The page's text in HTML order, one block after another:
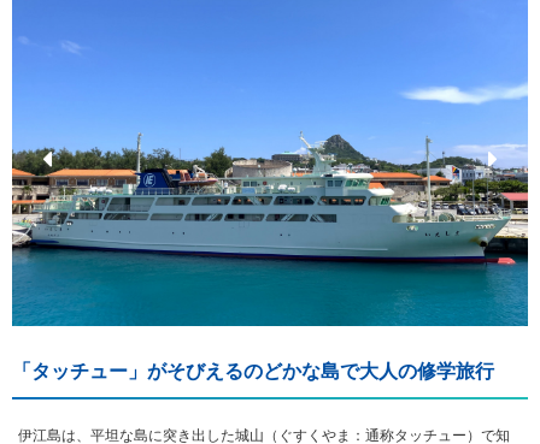
「タッチュー」がそびえるのどかな島で大人の修学旅行
伊江島は、平坦な島に突き出した城山（ぐすくやま：通称タッチュー）で知